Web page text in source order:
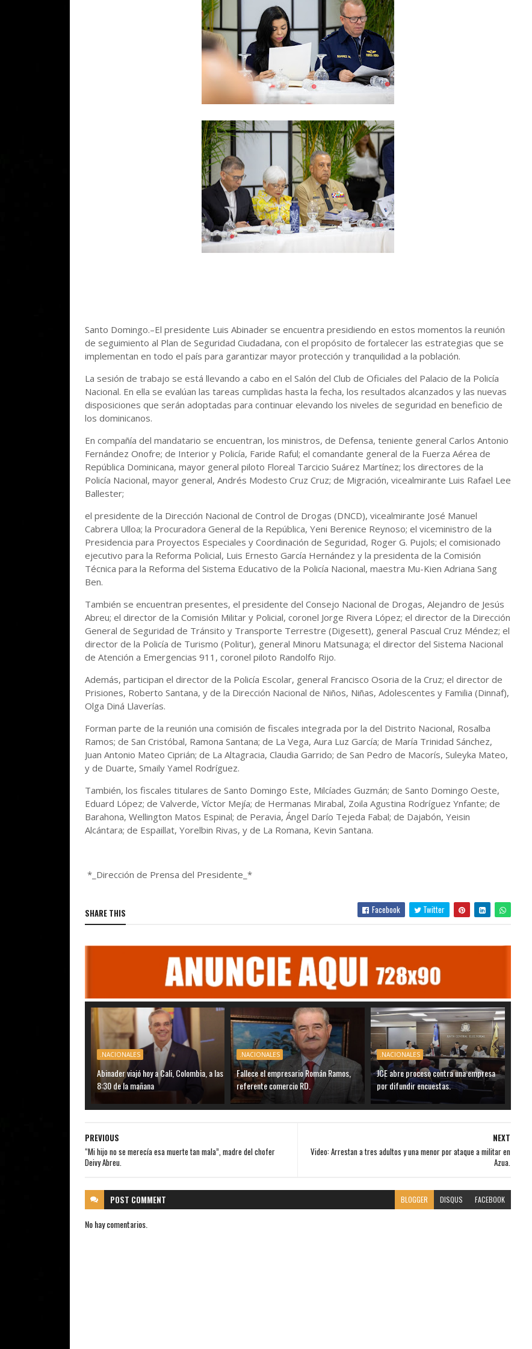
Santo Domingo.–El presidente Luis Abinader se encuentra presidiendo en estos momentos la reunión
de seguimiento al Plan de Seguridad Ciudadana, con el propósito de fortalecer las estrategias que se
implementan en todo el país para garantizar mayor protección y tranquilidad a la población.
La sesión de trabajo se está llevando a cabo en el Salón del Club de Oficiales del Palacio de la Policía
Nacional. En ella se evalúan las tareas cumplidas hasta la fecha, los resultados alcanzados y las nuevas
disposiciones que serán adoptadas para continuar elevando los niveles de seguridad en beneficio de
los dominicanos.
En compañía del mandatario se encuentran, los ministros, de Defensa, teniente general Carlos Antonio
Fernández Onofre; de Interior y Policía, Faride Raful; el comandante general de la Fuerza Aérea de
República Dominicana, mayor general piloto Floreal Tarcicio Suárez Martínez; los directores de la
Policía Nacional, mayor general, Andrés Modesto Cruz Cruz; de Migración, vicealmirante Luis Rafael Lee
Ballester;
el presidente de la Dirección Nacional de Control de Drogas (DNCD), vicealmirante José Manuel
Cabrera Ulloa; la Procuradora General de la República, Yeni Berenice Reynoso; el viceministro de la
Presidencia para Proyectos Especiales y Coordinación de Seguridad, Roger G. Pujols; el comisionado
ejecutivo para la Reforma Policial, Luis Ernesto García Hernández y la presidenta de la Comisión
Técnica para la Reforma del Sistema Educativo de la Policía Nacional, maestra Mu-Kien Adriana Sang
Ben.
También se encuentran presentes, el presidente del Consejo Nacional de Drogas, Alejandro de Jesús
Abreu; el director de la Comisión Militar y Policial, coronel Jorge Rivera López; el director de la Dirección
General de Seguridad de Tránsito y Transporte Terrestre (Digesett), general Pascual Cruz Méndez; el
director de la Policía de Turismo (Politur), general Minoru Matsunaga; el director del Sistema Nacional
de Atención a Emergencias 911, coronel piloto Randolfo Rijo.
Además, participan el director de la Policía Escolar, general Francisco Osoria de la Cruz; el director de
Prisiones, Roberto Santana, y de la Dirección Nacional de Niños, Niñas, Adolescentes y Familia (Dinnaf),
Olga Diná Llaverías.
Forman parte de la reunión una comisión de fiscales integrada por la del Distrito Nacional, Rosalba
Ramos; de San Cristóbal, Ramona Santana; de La Vega, Aura Luz García; de María Trinidad Sánchez,
Juan Antonio Mateo Ciprián; de La Altagracia, Claudia Garrido; de San Pedro de Macorís, Suleyka Mateo,
y de Duarte, Smaily Yamel Rodríguez.
También, los fiscales titulares de Santo Domingo Este, Milcíades Guzmán; de Santo Domingo Oeste,
Eduard López; de Valverde, Víctor Mejía; de Hermanas Mirabal, Zoila Agustina Rodríguez Ynfante; de
Barahona, Wellington Matos Espinal; de Peravia, Ángel Darío Tejeda Fabal; de Dajabón, Yeisin
Alcántara; de Espaillat, Yorelbin Rivas, y de La Romana, Kevin Santana.
*_Dirección de Prensa del Presidente_*
SHARE THIS Facebook Twitter
.NACIONALES
Abinader viajó hoy a Cali, Colombia, a las
8:30 de la mañana
.NACIONALES
Fallece el empresario Román Ramos,
referente comercio RD.
.NACIONALES
JCE abre proceso contra una empresa
por difundir encuestas.
NEXT
Video: Arrestan a tres adultos y una menor por ataque a militar en
Azua.
PREVIOUS
“Mi hijo no se merecía esa muerte tan mala”, madre del chofer
Deivy Abreu.
POST COMMENT BLOGGER DISQUS FACEBOOK
No hay comentarios.